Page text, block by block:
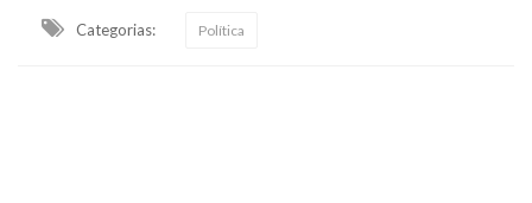
Categorias: Política